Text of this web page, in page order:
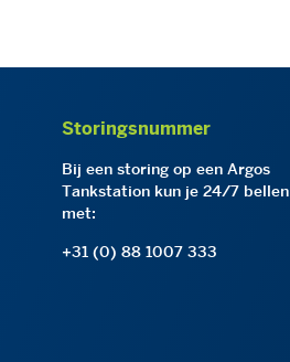
Storingsnummer
Bij een storing op een Argos
Tankstation kun je 24/7 bellen
met:
+31 (0) 88 1007 333